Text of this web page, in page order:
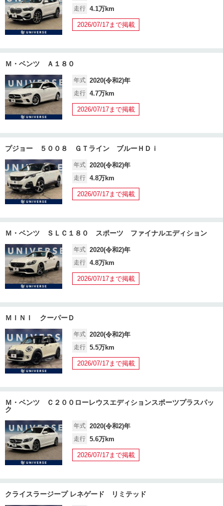
走行 4.1万km
2026/07/17まで掲載
Ｍ・ベンツ Ａ１８０
年式 2020(令和2)年
走行 4.7万km
2026/07/17まで掲載
プジョー ５００８ ＧＴライン ブルーＨＤｉ
年式 2020(令和2)年
走行 4.8万km
2026/07/17まで掲載
Ｍ・ベンツ ＳＬＣ１８０ スポーツ ファイナルエディション
年式 2020(令和2)年
走行 4.8万km
2026/07/17まで掲載
ＭＩＮＩ クーパーＤ
年式 2020(令和2)年
走行 5.5万km
2026/07/17まで掲載
Ｍ・ベンツ Ｃ２００ローレウスエディションスポーツプラスパッ
ク
年式 2020(令和2)年
走行 5.6万km
2026/07/17まで掲載
クライスラージープ レネゲード リミテッド